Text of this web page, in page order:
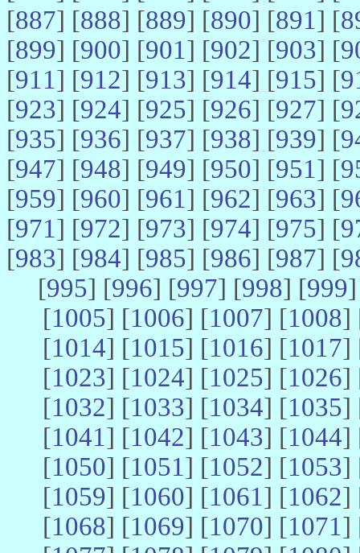
[887] [888] [889] [890] [891] [
[899] [900] [901] [902] [903] [
[911] [912] [913] [914] [915] [
[923] [924] [925] [926] [927] [
[935] [936] [937] [938] [939] [
[947] [948] [949] [950] [951] [
[959] [960] [961] [962] [963] [
[971] [972] [973] [974] [975] [
[983] [984] [985] [986] [987] [
[995] [996] [997] [998] [999
[1005] [1006] [1007] [1008]
[1014] [1015] [1016] [1017]
[1023] [1024] [1025] [1026]
[1032] [1033] [1034] [1035]
[1041] [1042] [1043] [1044]
[1050] [1051] [1052] [1053]
[1059] [1060] [1061] [1062]
[1068] [1069] [1070] [1071]